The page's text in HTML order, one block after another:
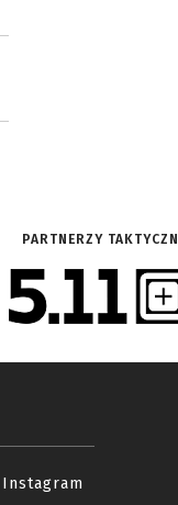
PARTNERZY TAKTYCZNI
Instagram